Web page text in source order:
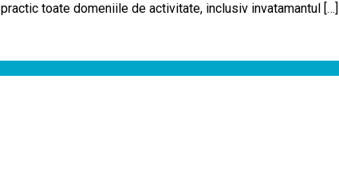
toate domeniile de activitate, inclusiv invatamantul […]